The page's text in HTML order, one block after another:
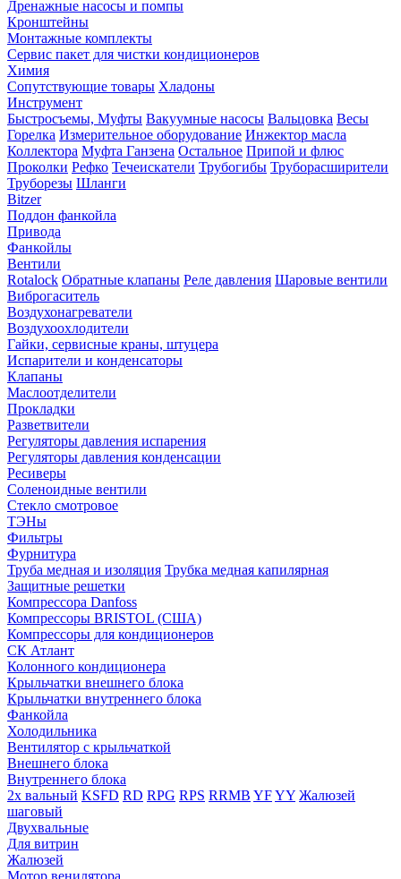
Дренажные насосы и помпы
Кронштейны
Монтажные комплекты
Сервис пакет для чистки кондиционеров
Химия
Сопутствующие товары Хладоны
Инструмент
Быстросъемы, Муфты Вакуумные насосы Вальцовка Весы
Горелка Измерительное оборудование Инжектор масла
Коллектора Муфта Ганзена Остальное Припой и флюс
Проколки Рефко Течеискатели Трубогибы Труборасширители
Труборезы Шланги
Bitzer
Поддон фанкойла
Привода
Фанкойлы
Вентили
Rotalock Обратные клапаны Реле давления Шаровые вентили
Виброгаситель
Воздухонагреватели
Воздухоохлодители
Гайки, сервисные краны, штуцера
Испарители и конденсаторы
Клапаны
Маслоотделители
Прокладки
Разветвители
Регуляторы давления испарения
Регуляторы давления конденсации
Ресиверы
Соленоидные вентили
Стекло смотровое
ТЭНы
Фильтры
Фурнитура
Труба медная и изоляция Трубка медная капилярная
Защитные решетки
Компрессора Danfoss
Компрессоры BRISTOL (США)
Компрессоры для кондиционеров
СК Атлант
Колонного кондиционера
Крыльчатки внешнего блока
Крыльчатки внутреннего блока
Фанкойла
Холодильника
Вентилятор с крыльчаткой
Внешнего блока
Внутреннего блока
2х вальный KSFD RD RPG RPS RRMB YFYY Жалюзей
шаговый
Двухвальные
Для витрин
Жалюзей
Мотор венилятора